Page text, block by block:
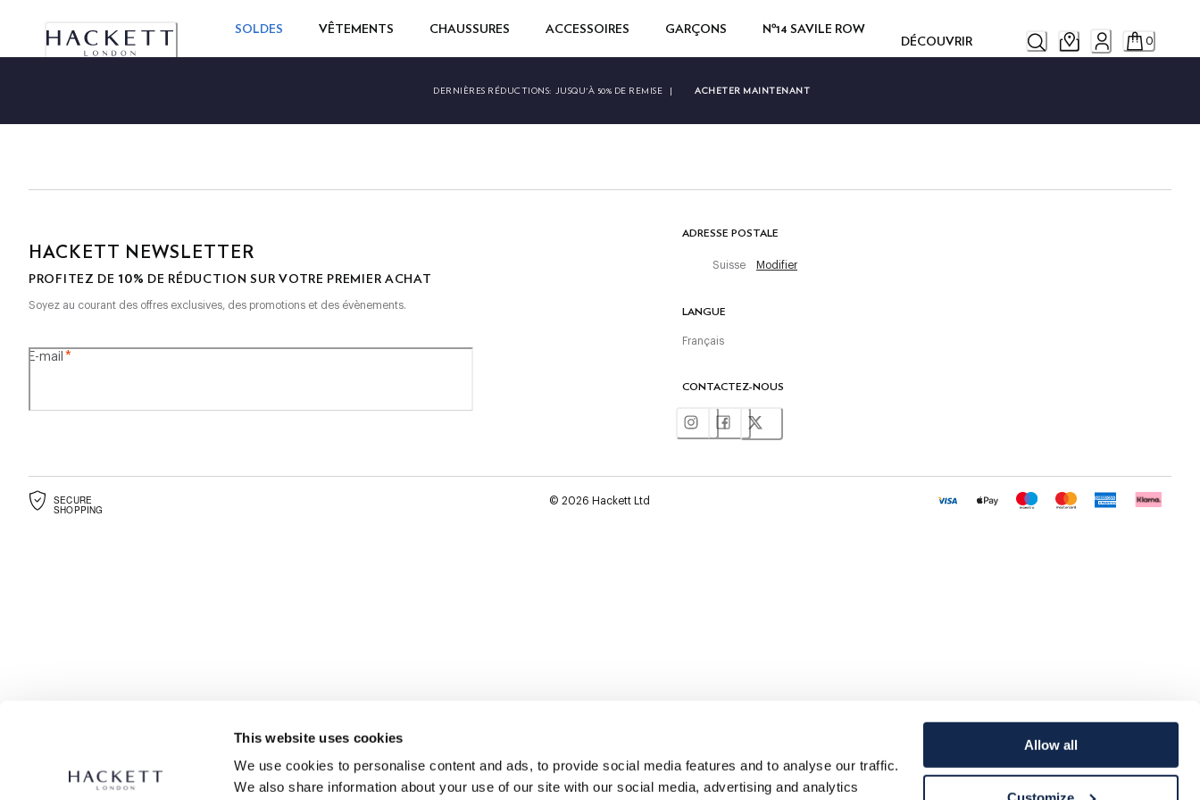
This website uses cookies
We use cookies to personalise content and ads, to provide social media features and to analyse our traffic.
We also share information about your use of our site with our social media, advertising and analytics
Allow all
SOLDES VÊTEMENTS CHAUSSURES ACCESSOIRES GARÇONS
Nº14 SAVILE ROW
DÉCOUVRIR
0
DERNIÈRES RÉDUCTIONS: JUSQU'À 50% DE REMISE | ACHETER MAINTENANT
HACKETT NEWSLETTER
PROFITEZ DE 10% DE RÉDUCTION SUR VOTRE PREMIER ACHAT
Soyez au courant des offres exclusives, des promotions et des évènements.
E-mail *
ADRESSE POSTALE
Suisse Modifier
LANGUE
Français
CONTACTEZ-NOUS
SECURE
SHOPPING
©2026 Hackett Ltd